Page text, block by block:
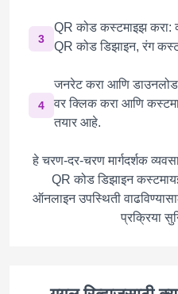
3
QR कोड कस्टमाइझ करा: व्यवसाय ब्रँडिंगशी जुळण्यासाठी
QR कोड डिझाइन, रंग
4
जनरेट करा आणि डाउनलोड करा: "जनरेट करा QR कोड,"
वर क्लिक करा आणि
तयार आहे.
हे चरण-दर-चरण मार्गदर्शक
QR कोड डिझाइन
ऑनलाइन उपस्थिती
प्रक्रिया